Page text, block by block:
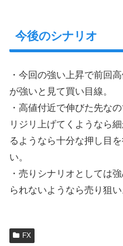
今後のシナリオ
・今回の強い上昇で前回
が強いと見て買い目線。
・高値付近で伸びた先な
リジリ上げてくようなら
るようなら十分な押し目
い。
・売りシナリオとしては
られないようなら売り狙い
FX